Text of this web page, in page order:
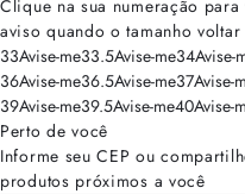
Clique na sua numeração
aviso quando o tamanho voltar
33Avise-me33.5Avise-me34Avise-
36Avise-me36.5Avise-me37Avise-
39Avise-me39.5Avise-me40Avise-
Perto de você
Informe seu CEP ou
produtos próximos a você